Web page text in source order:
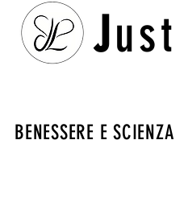
Just
BENESSERE E SCIENZA